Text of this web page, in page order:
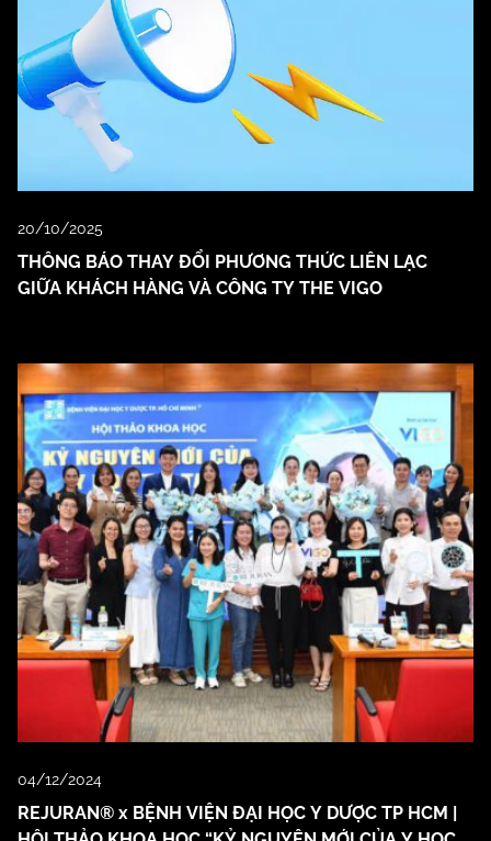
20/10/2025
THÔNG BÁO THAY ĐỔI PHƯƠNG THỨC LIÊN LẠC
GIỮA KHÁCH HÀNG VÀ CÔNG TY THE VIGO
04/12/2024
REJURAN® x BỆNH VIỆN ĐẠI HỌC Y DƯỢC TP HCM |